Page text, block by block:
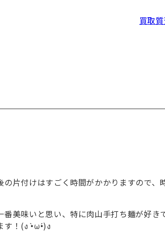
買取
片付けはすごく時間がかかりますので、
美味いと思い、特に肉山手打ち麺が好き
す！(ง •̀ω•́)ง